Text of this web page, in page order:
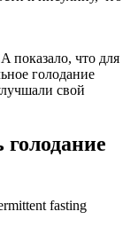
показало, что для
голодание
свой
голодание
fasting